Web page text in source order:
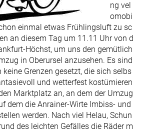
ng vel
omobi
einmal etwas Frühlingsluft zu sc
an diesem Tag um 11.11 Uhr von d
Höchst, um uns den gemütlich
in Oberursel anzusehen. Es sind
Grenzen gesetzt, die sich selbs
und wetterfest kostümieren
Marktplatz an, an dem der Umzug
dem die Anrainer-Wirte Imbiss- und
werden. Nach viel Helau, Schun
des leichten Gefälles die Räder m